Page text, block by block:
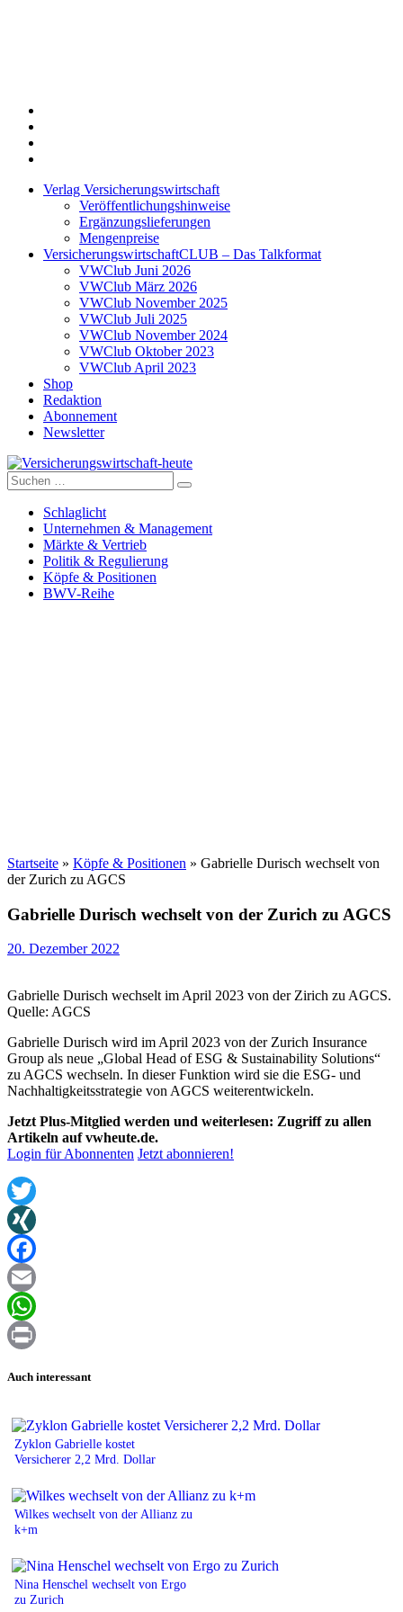
Verlag Versicherungswirtschaft
Veröffentlichungshinweise
Ergänzungslieferungen
Mengenpreise
VersicherungswirtschaftCLUB – Das Talkformat
VWClub Juni 2026
VWClub März 2026
VWClub November 2025
VWClub Juli 2025
VWClub November 2024
VWClub Oktober 2023
VWClub April 2023
Shop
Redaktion
Abonnement
Newsletter
Versicherungswirtschaft-heute
Suche
nach:
Schlaglicht
Unternehmen & Management
Märkte & Vertrieb
Politik & Regulierung
Köpfe & Positionen
BWV-Reihe
Startseite » Köpfe & Positionen » Gabrielle Durisch wechselt von
der Zurich zu AGCS
Gabrielle Durisch wechselt von der Zurich zu AGCS
20. Dezember 2022
Gabrielle Durisch wechselt im April 2023 von der Zirich zu AGCS.
Quelle: AGCS
Gabrielle Durisch wird im April 2023 von der Zurich Insurance
Group als neue „Global Head of ESG & Sustainability Solutions“
zu AGCS wechseln. In dieser Funktion wird sie die ESG- und
Nachhaltigkeitsstrategie von AGCS weiterentwickeln.
Jetzt Plus-Mitglied werden und weiterlesen: Zugriff zu allen
Artikeln auf vwheute.de.
Login für Abonnenten Jetzt abonnieren!
Twitter
XING
Facebook
Email
WhatsApp
Auch interessant
Zyklon Gabrielle kostet
Versicherer 2,2 Mrd. Dollar
Wilkes wechselt von der Allianz zu
k+m
Nina Henschel wechselt von Ergo
zu Zurich